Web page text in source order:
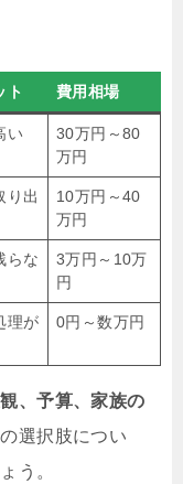
ト 費用相場
い
30万円～80
万円
り出
10万円～40
万円
らな
3万円～10万
円
理が
0円～数万円
、予算、家族の
選択肢につい
う。